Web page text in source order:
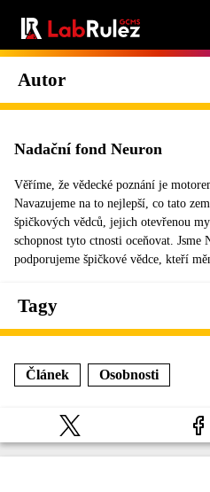
Autor
Nadační fond Neuron
Věříme, že vědecké poznání je
Navazujeme na to nejlepší, co tato
špičkových vědců, jejich otevřenou
schopnost tyto ctnosti oceňovat. Jsme
podporujeme špičkové vědce, kteří
Tagy
Článek Osobnosti